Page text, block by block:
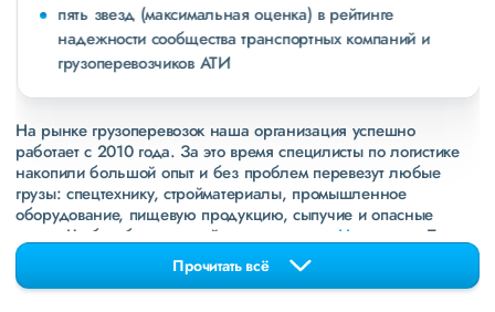
пять звезд (максимальная оценка) в рейтинге
надежности сообщества транспортных компаний и
грузоперевозчиков АТИ
На рынке грузоперевозок наша организация успешно
работает с 2010 года. За это время специлисты по логистике
накопили большой опыт и без проблем перевезут любые
грузы: спецтехнику, стройматериалы, промышленное
оборудование, пищевую продукцию, сыпучие и опасные
грузы. Чтобы убедиться зайдите в раздел
«Наш опыт»
. Там
свежие примеры перевозок, которые обновляются несколько
раз в неделю. Также недавно мы запустили новые
направления вДНРиЛНР. Предоставляем все стандартные
Прочитать всё